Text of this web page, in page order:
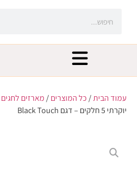
עמוד הבית/ כל המוצרים/ מארזים לחגים
יוקרתי 5 חלקים – דגם Black Touch